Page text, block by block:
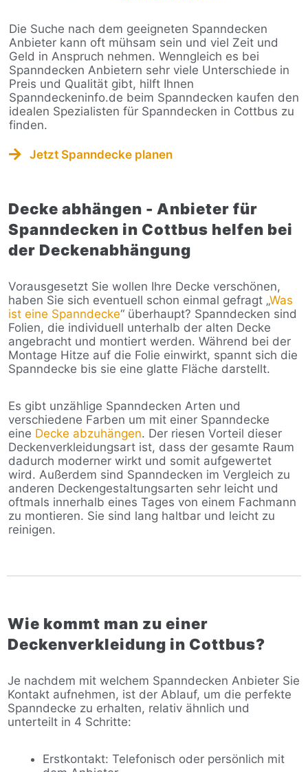
Die Suche nach dem geeigneten Spanndecken
Anbieter kann oft mühsam sein und viel Zeit und
Geld in Anspruch nehmen. Wenngleich es bei
Spanndecken Anbietern sehr viele Unterschiede in
Preis und Qualität gibt, hilft Ihnen
Spanndeckeninfo.de beim Spanndecken kaufen den
idealen Spezialisten für Spanndecken in Cottbus zu
finden.
Jetzt Spanndecke planen
Decke abhängen - Anbieter für
Spanndecken in Cottbus helfen bei
der Deckenabhängung
Vorausgesetzt Sie wollen Ihre Decke verschönen,
haben Sie sich eventuell schon einmal gefragt „Was
ist eine Spanndecke“ überhaupt? Spanndecken sind
Folien, die individuell unterhalb der alten Decke
angebracht und montiert werden. Während bei der
Montage Hitze auf die Folie einwirkt, spannt sich die
Spanndecke bis sie eine glatte Fläche darstellt.
Es gibt unzählige Spanndecken Arten und
verschiedene Farben um mit einer Spanndecke
eine Decke abzuhängen. Der riesen Vorteil dieser
Deckenverkleidungsart ist, dass der gesamte Raum
dadurch moderner wirkt und somit aufgewertet
wird. Außerdem sind Spanndecken im Vergleich zu
anderen Deckengestaltungsarten sehr leicht und
oftmals innerhalb eines Tages von einem Fachmann
zu montieren. Sie sind lang haltbar und leicht zu
reinigen.
Wie kommt man zu einer
Deckenverkleidung in Cottbus?
Je nachdem mit welchem Spanndecken Anbieter Sie
Kontakt aufnehmen, ist der Ablauf, um die perfekte
Spanndecke zu erhalten, relativ ähnlich und
unterteilt in 4 Schritte:
Erstkontakt: Telefonisch oder persönlich mit